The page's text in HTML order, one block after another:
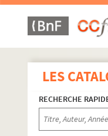
LES
RECHERCHE